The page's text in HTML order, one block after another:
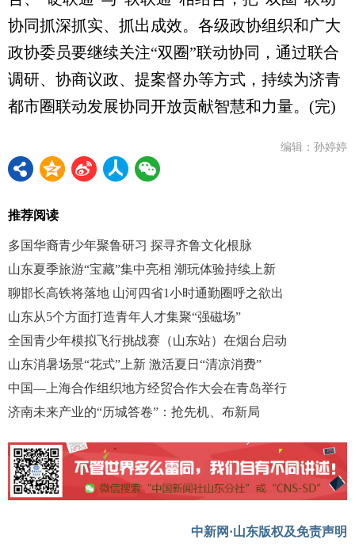
协同抓深抓实、抓出成效。各级政协组织和广大
政协委员要继续关注“双圈”联动协同，通过联合
调研、协商议政、提案督办等方式，持续为济青
都市圈联动发展协同开放贡献智慧和力量。(完)
编辑：孙婷婷
推荐阅读
多国华裔青少年聚鲁研习 探寻齐鲁文化根脉
山东夏季旅游“宝藏”集中亮相 潮玩体验持续上新
聊邯长高铁将落地 山河四省1小时通勤圈呼之欲出
山东从5个方面打造青年人才集聚“强磁场”
全国青少年模拟飞行挑战赛（山东站）在烟台启动
山东消暑场景“花式”上新 激活夏日“清凉消费”
中国—上海合作组织地方经贸合作大会在青岛举行
济南未来产业的“历城答卷”：抢先机、布新局
中新网·山东版权及免责声明